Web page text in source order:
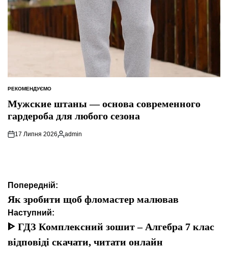
ОПУБЛІКУВАТИ
РЕКОМЕНДУЄМО
Мужские штаны — основа современного
гардероба для любого сезона
17 Липня 2026
Опубліковано
admin
Навігація
записів
Попередній:
Як зробити щоб фломастер малював
Наступний:
ᐈ ГДЗ Комплексний зошит – Алгебра 7 клас
відповіді скачати, читати онлайн